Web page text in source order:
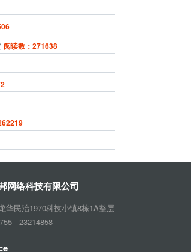
阅读数：271638
网络科技有限公司
华民治1970科技小镇8栋1A整层
- 23214858